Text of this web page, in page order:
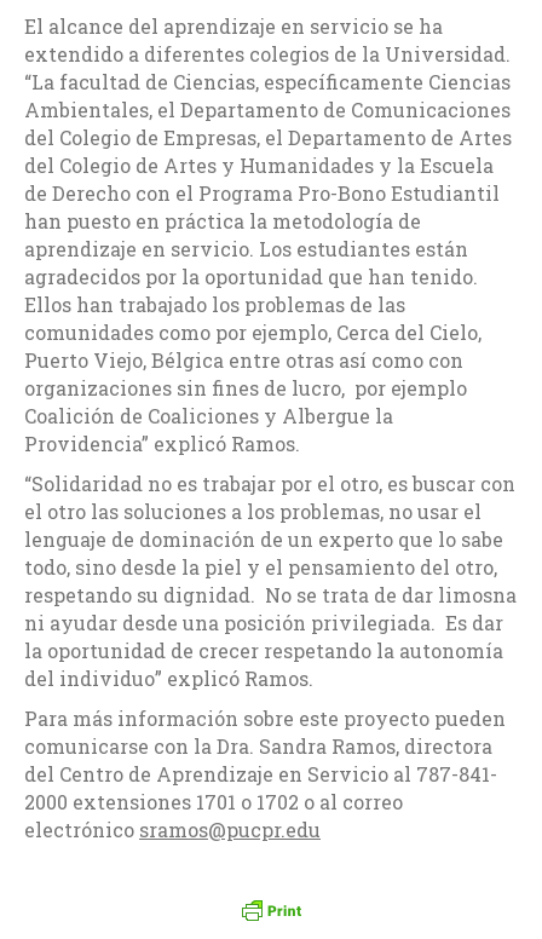
El alcance del aprendizaje en servicio se ha
extendido a diferentes colegios de la Universidad.
“La facultad de Ciencias, específicamente Ciencias
Ambientales, el Departamento de Comunicaciones
del Colegio de Empresas, el Departamento de Artes
del Colegio de Artes y Humanidades y la Escuela
de Derecho con el Programa Pro-Bono Estudiantil
han puesto en práctica la metodología de
aprendizaje en servicio. Los estudiantes están
agradecidos por la oportunidad que han tenido.
Ellos han trabajado los problemas de las
comunidades como por ejemplo, Cerca del Cielo,
Puerto Viejo, Bélgica entre otras así como con
organizaciones sin fines de lucro, por ejemplo
Coalición de Coaliciones y Albergue la
Providencia” explicó Ramos.
“Solidaridad no es trabajar por el otro, es buscar con
el otro las soluciones a los problemas, no usar el
lenguaje de dominación de un experto que lo sabe
todo, sino desde la piel y el pensamiento del otro,
respetando su dignidad. No se trata de dar limosna
ni ayudar desde una posición privilegiada. Es dar
la oportunidad de crecer respetando la autonomía
del individuo” explicó Ramos.
Para más información sobre este proyecto pueden
comunicarse con la Dra. Sandra Ramos, directora
del Centro de Aprendizaje en Servicio al 787-841-
2000 extensiones 1701 o 1702 o al correo
electrónico sramos@pucpr.edu